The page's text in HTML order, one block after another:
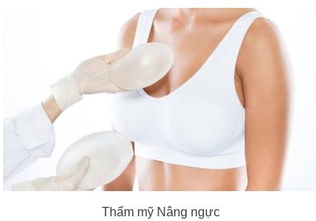
Thẩm mỹ Nâng ngực